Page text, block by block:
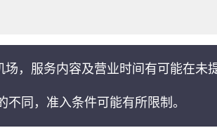
，服务内容及营业时间有可能在未
同，准入条件可能有所限制。